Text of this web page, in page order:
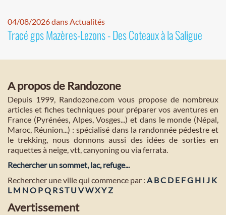
04/08/2026 dans Actualités
Tracé gps Mazères-Lezons - Des Coteaux à la Saligue
A propos de Randozone
Depuis 1999, Randozone.com vous propose de nombreux
articles et fiches techniques pour préparer vos aventures en
France (Pyrénées, Alpes, Vosges...) et dans le monde (Népal,
Maroc, Réunion...) : spécialisé dans la randonnée pédestre et
le trekking, nous donnons aussi des idées de sorties en
raquettes à neige, vtt, canyoning ou via ferrata.
Rechercher un sommet, lac, refuge...
Rechercher une ville qui commence par : A BC D E FG H I J K
L M NO PQ RST U VWXYZ
Avertissement